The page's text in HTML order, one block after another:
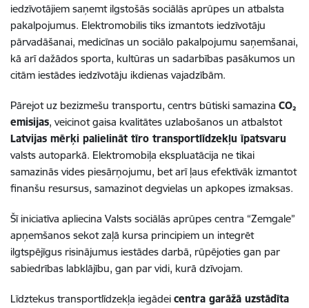
iedzīvotājiem saņemt ilgstošās sociālās aprūpes un atbalsta
pakalpojumus. Elektromobilis tiks izmantots iedzīvotāju
pārvadāšanai, medicīnas un sociālo pakalpojumu saņemšanai,
kā arī dažādos sporta, kultūras un sadarbības pasākumos un
citām iestādes iedzīvotāju ikdienas vajadzībām.
Pārejot uz bezizmešu transportu, centrs būtiski samazina CO₂
emisijas, veicinot gaisa kvalitātes uzlabošanos un atbalstot
Latvijas mērķi palielināt tīro transportlīdzekļu īpatsvaru
valsts autoparkā. Elektromobiļa ekspluatācija ne tikai
samazinās vides piesārņojumu, bet arī ļaus efektīvāk izmantot
finanšu resursus, samazinot degvielas un apkopes izmaksas.
Šī iniciatīva apliecina Valsts sociālās aprūpes centra “Zemgale”
apņemšanos sekot zaļā kursa principiem un integrēt
ilgtspējīgus risinājumus iestādes darbā, rūpējoties gan par
sabiedrības labklājību, gan par vidi, kurā dzīvojam.
Līdztekus transportlīdzekļa iegādei centra garāžā uzstādīta